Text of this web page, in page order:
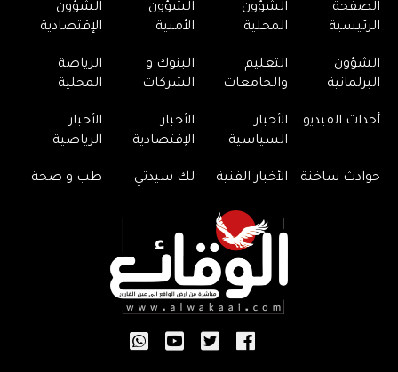
الصفحة
الرئيسية
الشؤون
المحلية
الشؤون
الأمنية
الشؤون
الإقتصادية
الشؤون
البرلمانية
التعليم
والجامعات
البنوك و
الشركات
الرياضة
المحلية
أحداث الفيديو
الأخبار
السياسية
الأخبار
الإقتصادية
الأخبار
الرياضية
حوادث ساخنة الأخبار الفنية لك سيدتي طب و صحة